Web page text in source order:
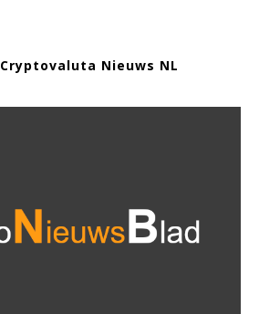
Cryptovaluta Nieuws NL